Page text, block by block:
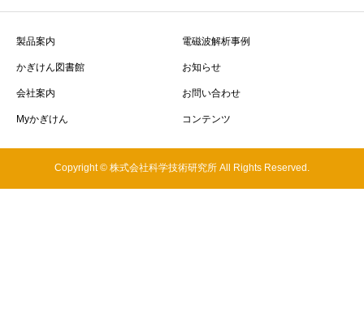
製品案内 電磁波解析事例
かぎけん図書館 お知らせ
会社案内 お問い合わせ
Myかぎけん コンテンツ
Copyright © 株式会社科学技術研究所 All Rights Reserved.